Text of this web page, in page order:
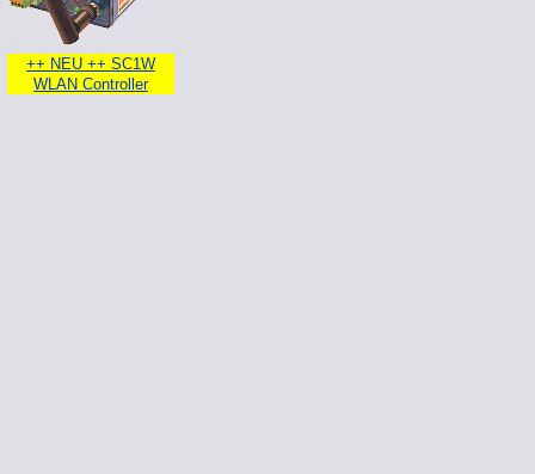
++ NEU ++ SC1W
WLAN Controller